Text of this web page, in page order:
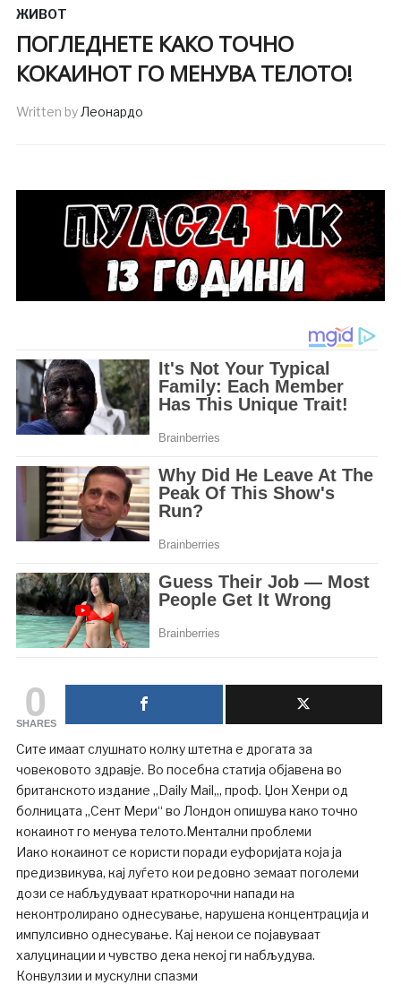
ЖИВОТ
ПОГЛЕДНЕТЕ КАКО ТОЧНО
КОКАИНОТ ГО МЕНУВА ТЕЛОТО!
Written byЛеонардо
0
SHARES
Сите имаат слушнато колку штетна е дрогата за
човековото здравје. Во посебна статија објавена во
британското издание „Daily Mail„, проф. Џон Хенри од
болницата „Сент Мери“ во Лондон опишува како точно
кокаинот го менува телото.Ментални проблеми
Иако кокаинот се користи поради еуфоријата која ја
предизвикува, кај луѓето кои редовно земаат поголеми
дози се набљудуваат краткорочни напади на
неконтролирано однесување, нарушена концентрација и
импулсивно однесување. Кај некои се појавуваат
халуцинации и чувство дека некој ги набљудува.
Конвулзии и мускулни спазми